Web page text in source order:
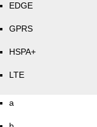
EDGE
GPRS
HSPA+
LTE
a